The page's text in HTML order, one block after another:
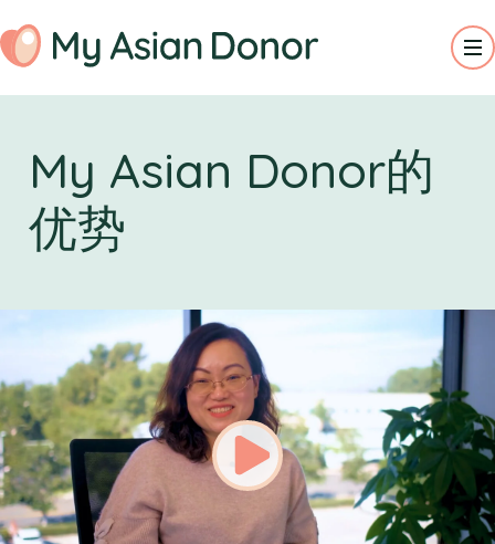
My Asian Donor的
优势